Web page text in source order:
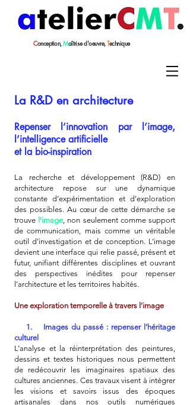
Conception,Maîtrised'oeuvre,Technique
La R&D en architecture
Repenser l’innovation par l’image,
l’intelligence artificielle
et la bio-inspiration
La recherche et développement (R&D) en
architecture repose sur une dynamique
constante d’expérimentation et d’exploration
des possibles. Au cœur de cette démarche se
trouve l’image, non seulement comme support
de communication, mais comme un véritable
outil d’investigation et de conception. L’image
devient une interface qui relie passé, présent et
futur, unifiant différentes disciplines et ouvrant
des perspectives inédites pour repenser
l’architecture et les territoires habités.
Une exploration temporelle à travers l’image
1. Images du passé : repenser l’héritage
culturel
L’analyse et la réinterprétation des peintures,
dessins et textes historiques nous permettent
de redécouvrir les imaginaires spatiaux des
cultures anciennes. Ces travaux visent à intégrer
les visions et savoirs issus des époques
artisanales dans nos outils numériques